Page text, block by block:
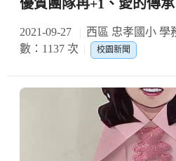
優質團隊再+1、愛的傳承
2021-09-27 西區 忠孝國小 學
數：1137 次
校園新聞